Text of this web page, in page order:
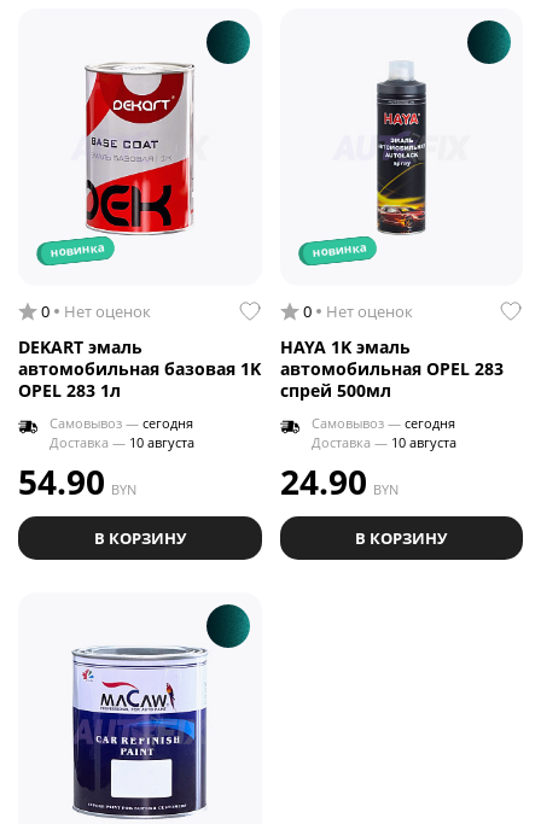
новинка
0 Нет оценок
DEKART эмаль
автомобильная базовая 1K
OPEL 283 1л
Самовывоз — сегодня
Доставка — 10 августа
54.90 BYN
В КОРЗИНУ
новинка
0 Нет оценок
HAYA 1K эмаль
автомобильная OPEL 283
спрей 500мл
Самовывоз — сегодня
Доставка — 10 августа
24.90 BYN
В КОРЗИНУ